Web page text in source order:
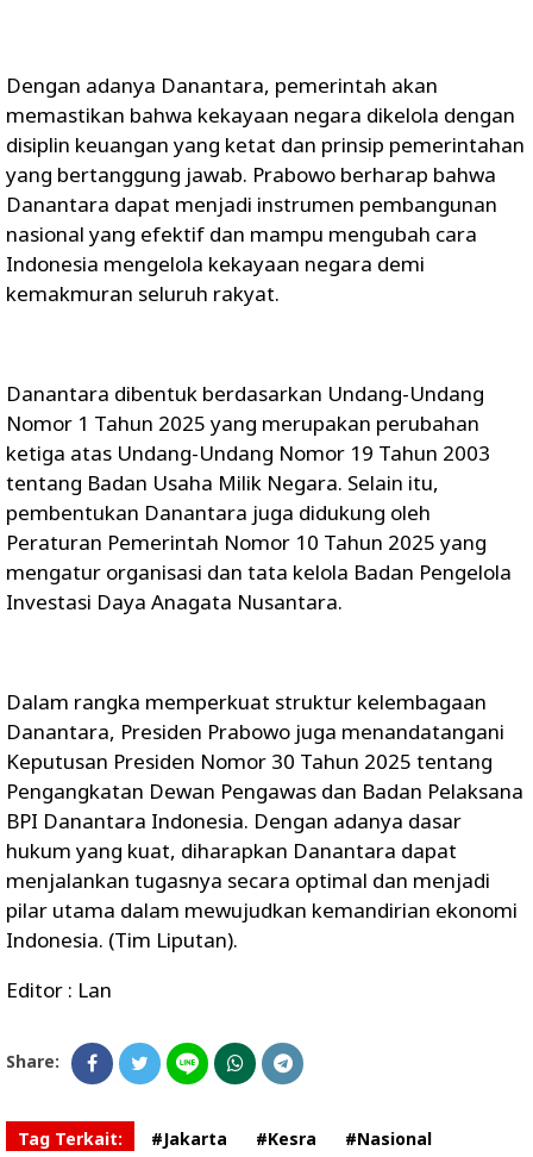
Dengan adanya Danantara, pemerintah akan
memastikan bahwa kekayaan negara dikelola dengan
disiplin keuangan yang ketat dan prinsip pemerintahan
yang bertanggung jawab. Prabowo berharap bahwa
Danantara dapat menjadi instrumen pembangunan
nasional yang efektif dan mampu mengubah cara
Indonesia mengelola kekayaan negara demi
kemakmuran seluruh rakyat.
Danantara dibentuk berdasarkan Undang-Undang
Nomor 1 Tahun 2025 yang merupakan perubahan
ketiga atas Undang-Undang Nomor 19 Tahun 2003
tentang Badan Usaha Milik Negara. Selain itu,
pembentukan Danantara juga didukung oleh
Peraturan Pemerintah Nomor 10 Tahun 2025 yang
mengatur organisasi dan tata kelola Badan Pengelola
Investasi Daya Anagata Nusantara.
Dalam rangka memperkuat struktur kelembagaan
Danantara, Presiden Prabowo juga menandatangani
Keputusan Presiden Nomor 30 Tahun 2025 tentang
Pengangkatan Dewan Pengawas dan Badan Pelaksana
BPI Danantara Indonesia. Dengan adanya dasar
hukum yang kuat, diharapkan Danantara dapat
menjalankan tugasnya secara optimal dan menjadi
pilar utama dalam mewujudkan kemandirian ekonomi
Indonesia. (Tim Liputan).
Editor : Lan
Share:
Tag Terkait: #Jakarta #Kesra
#Nasional